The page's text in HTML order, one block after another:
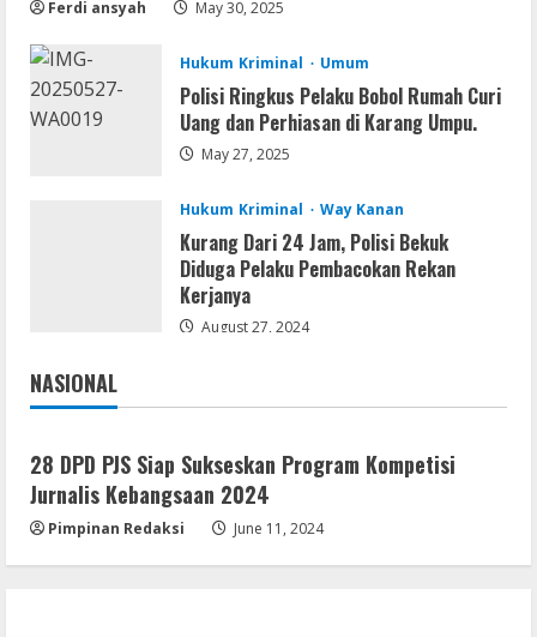
Kanan
August 5, 2026
Umum
Profil AKBP Ramadhona, Eks Perwira
Brimob Papua Kini Jabat Kapolres Way
Doakan Jadi Jendral
August 4, 2026
Ferdi ansyah May 30, 2025
Hukum Kriminal Umum
Polisi Ringkus Pelaku Bobol Rumah Curi
Uang dan Perhiasan di Karang Umpu.
May 27, 2025
Hukum Kriminal Way Kanan
Kurang Dari 24 Jam, Polisi Bekuk
Diduga Pelaku Pembacokan Rekan
Kerjanya
August 27, 2024
NASIONAL
Jakarta
28 DPD PJS Siap Sukseskan Program Kompetisi
Jurnalis Kebangsaan 2024
Pimpinan Redaksi June 11, 2024